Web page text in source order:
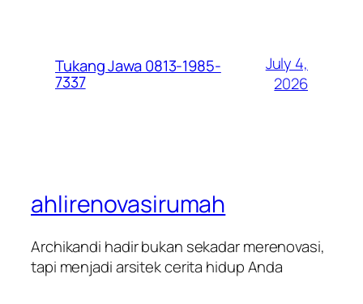
Tukang Jawa 0813-1985-
7337
July 4,
2026
ahlirenovasirumah
Archikandi hadir bukan sekadar merenovasi,
tapi menjadi arsitek cerita hidup Anda